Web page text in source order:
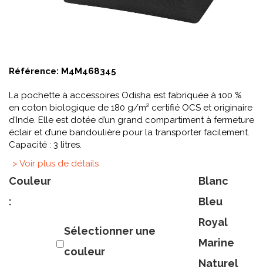
Référence: M4M468345
La pochette à accessoires Odisha est fabriquée à 100 %
en coton biologique de 180 g/m² certifié OCS et originaire
d’Inde. Elle est dotée d’un grand compartiment à fermeture
éclair et d’une bandoulière pour la transporter facilement.
Capacité : 3 litres.
> Voir plus de détails
Couleur
:
Sélectionner une
couleur
Blanc
Bleu
Royal
Marine
Naturel